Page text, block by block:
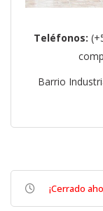
Teléfonos:
Barrio
¡Cerrado